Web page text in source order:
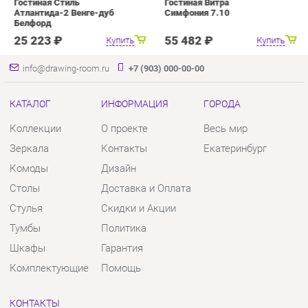
КАТАЛОГ
Коллекции
Комоды
Тумбы
Шкафы
Комплектующие
ИНФОРМАЦИЯ
О проекте
Дизайн
Политика
Гарантия
Помощь
ГОРОДА
Весь мир
КОНТАКТЫ
Шоурум и склад самовывоза
Адрес: г. Екатеринбург, пер.
Базовый, 47
Часы работы: